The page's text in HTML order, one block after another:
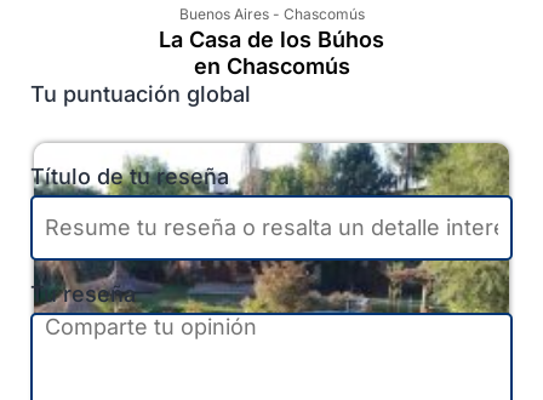
Buenos Aires- Chascomús
La Casa de los Búhos
en Chascomús
Tu puntuación global
Título de tu reseña
Tu reseña